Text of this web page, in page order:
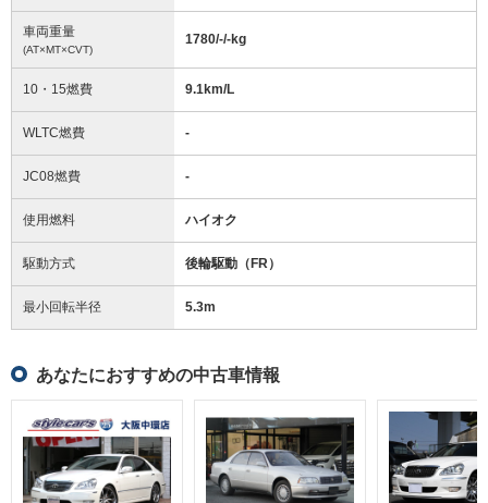
車両重量
(AT×MT×CVT)
1780/-/-kg
10・15燃費 9.1km/L
WLTC燃費 -
JC08燃費 -
使用燃料 ハイオク
駆動方式 後輪駆動（FR）
最小回転半径 5.3m
あなたにおすすめの中古車情報